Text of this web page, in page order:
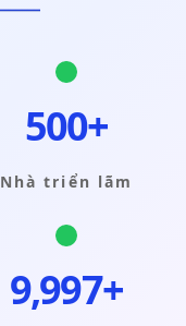
500+
Nhà triển lãm
9,999+